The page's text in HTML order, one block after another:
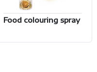
Food colouring spray